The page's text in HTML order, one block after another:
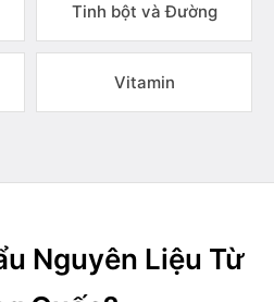
Tinh bột và Đường
Vitamin
Nguyên Liệu Từ